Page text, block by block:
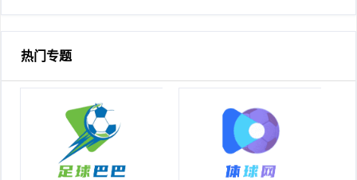
破门
热门专题